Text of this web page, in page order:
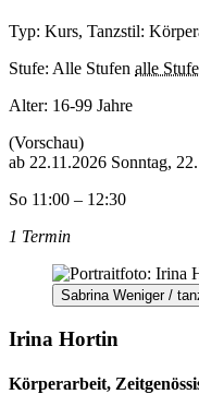
Typ: Kurs, Tanzstil:
Stufe: Alle Stufen alle
Alter: 16-99 Jahre
(Vorschau)
ab 22.11.2026 Sonntag,
So 11:00 – 12:30
1 Termin
Sabrina Weniger /
Irina Hortin
Körperarbeit,